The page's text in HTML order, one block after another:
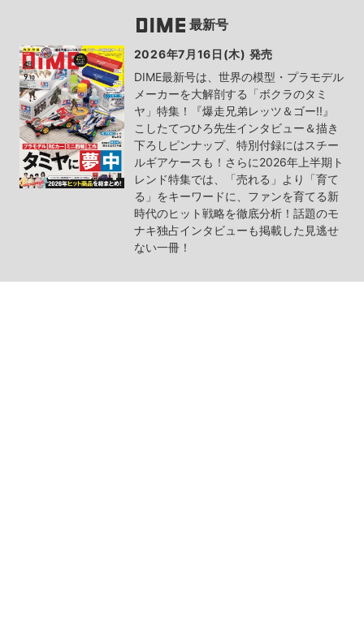
最新号
2026年7月16日(木) 発売
DIME最新号は、世界の模型・プラモデル
メーカーを大解剖する「ボクラのタミ
ヤ」特集！『爆走兄弟レッツ＆ゴー!!』
こしたてつひろ先生インタビュー＆描き
下ろしピンナップ、特別付録にはスチー
ルギアケースも！さらに2026年上半期ト
レンド特集では、「売れる」より「育て
る」をキーワードに、ファンを育てる新
時代のヒット戦略を徹底分析！話題のモ
ナキ独占インタビューも掲載した見逃せ
ない一冊！